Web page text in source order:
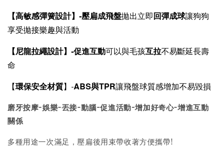
【高敏感彈簧設計】-壓扁成飛盤拋出立即回彈成球讓狗狗
享受拋接樂趣與活動
【尼龍拉繩設計】-促進互動可以與毛孩互拉不易斷延長壽
命
【環保安全材質】-ABS與TPR讓飛盤球質感增加不易毀損
磨牙按摩-娛樂-丟接-動腦-促進活動-增加好奇心-增進互動
關係
多種用途一次滿足，壓扁後用束帶收著方便攜帶!